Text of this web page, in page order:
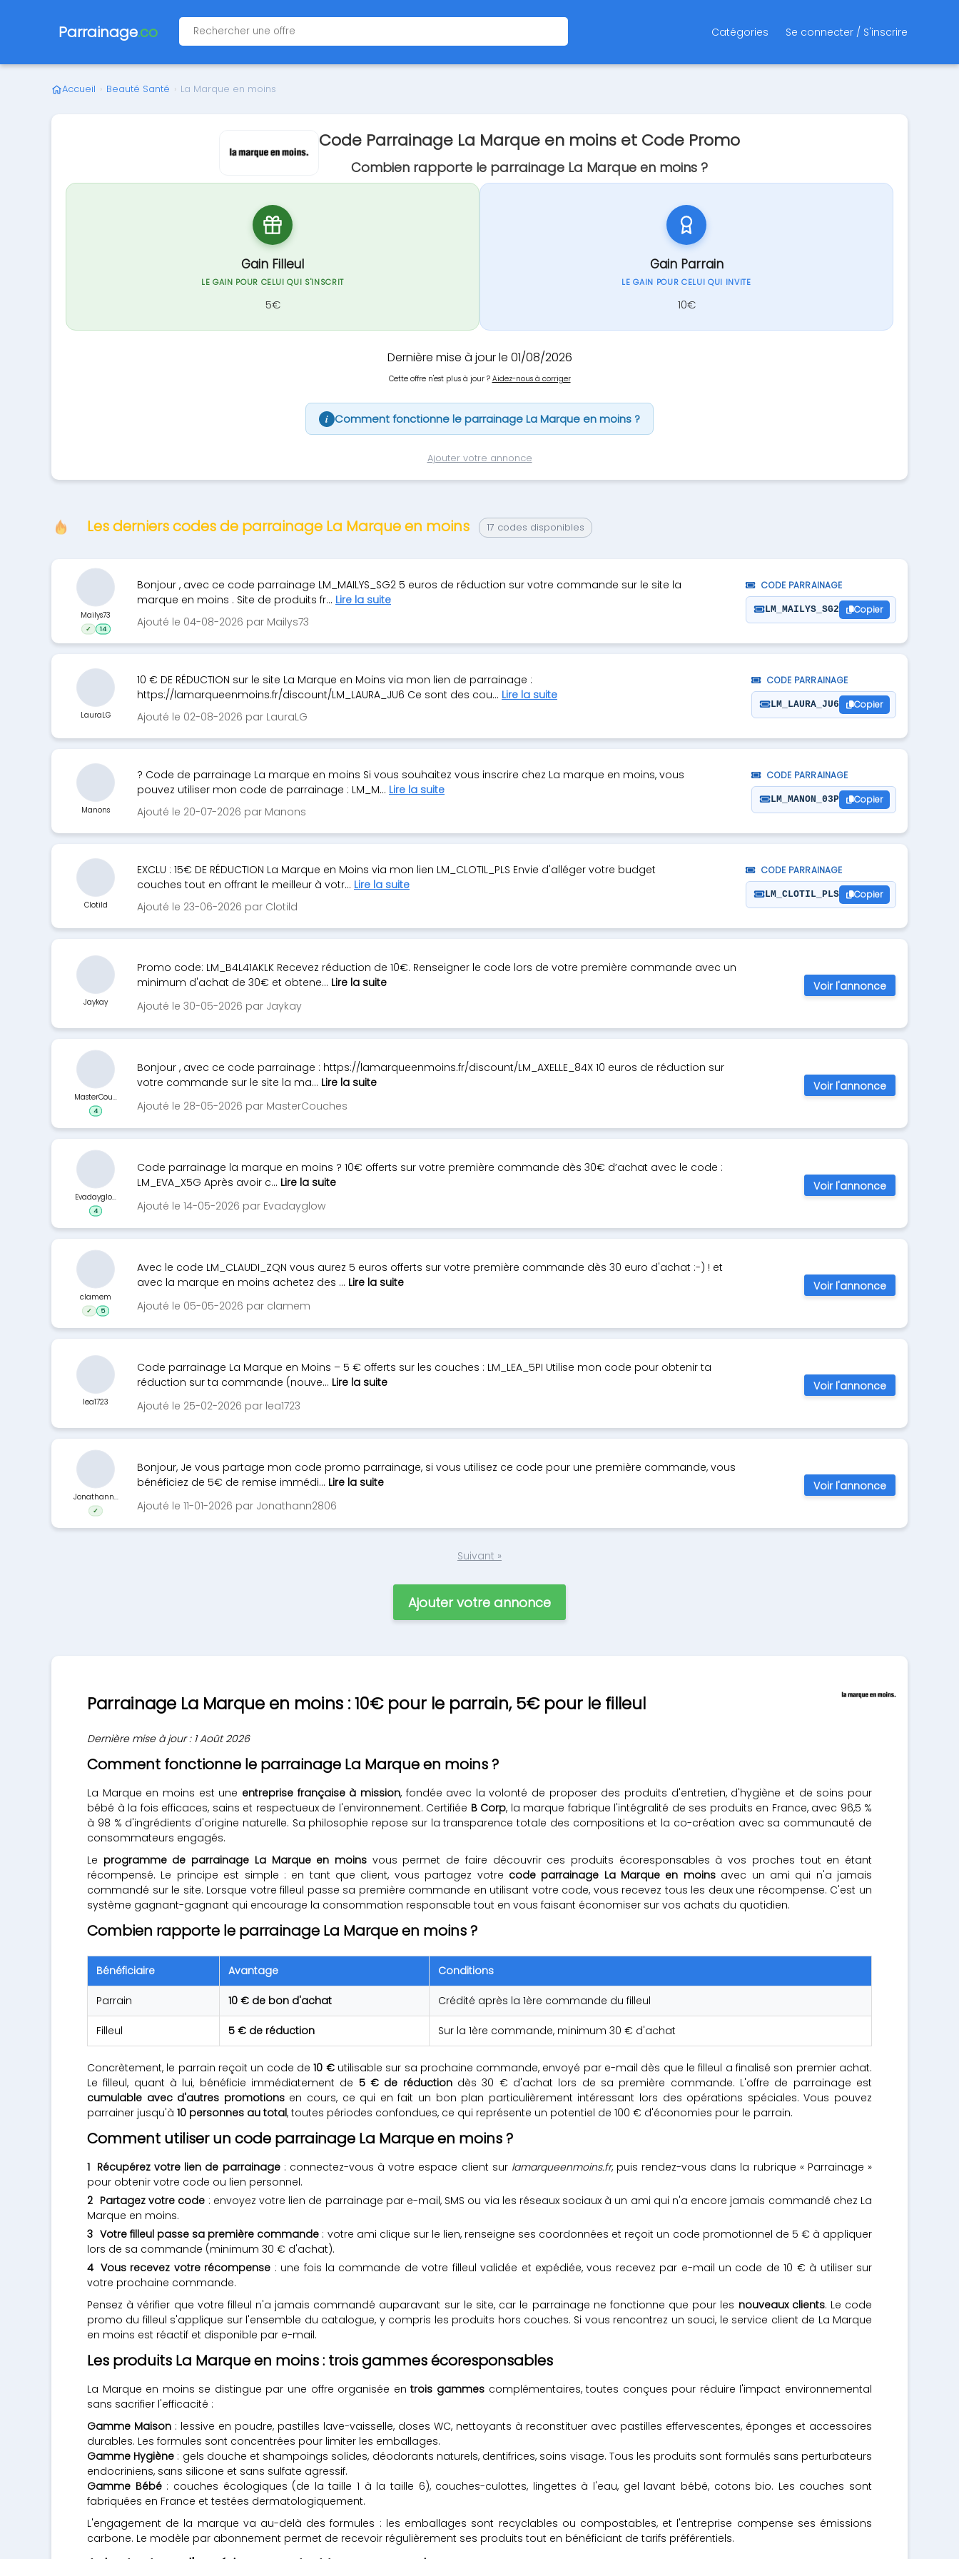
Parrainage.co Catégories Se connecter / S'inscrire
Accueil › Beauté Santé › La Marque en moins
Code Parrainage La Marque en moins et Code Promo
Combien rapporte le parrainage La Marque en moins ?
Gain Filleul
LE GAIN POUR CELUI QUI S'INSCRIT
5€
Gain Parrain
LE GAIN POUR CELUI QUI INVITE
10€
Dernière mise à jour le 01/08/2026
Cette offre n'est plus à jour ? Aidez-nous à corriger
i Comment fonctionne le parrainage La Marque en moins ?
Ajouter votre annonce
Les derniers codes de parrainage La Marque en moins 17 codes disponibles
Bonjour , avec ce code parrainage LM_MAILYS_SG2 5 euros de réduction sur votre commande sur le site la
marque en moins . Site de produits fr... Lire la suite
Ajouté le 04-08-2026 par Mailys73
CODE PARRAINAGE
LM_MAILYS_SG2 Copier
Mailys73
✓ 14
10 € DE RÉDUCTION sur le site La Marque en Moins via mon lien de parrainage :
https://lamarqueenmoins.fr/discount/LM_LAURA_JU6 Ce sont des cou... Lire la suite
Ajouté le 02-08-2026 par LauraLG
CODE PARRAINAGE
LM_LAURA_JU6 Copier
LauraLG
? Code de parrainage La marque en moins Si vous souhaitez vous inscrire chez La marque en moins, vous
pouvez utiliser mon code de parrainage : LM_M... Lire la suite
Ajouté le 20-07-2026 par Manons
CODE PARRAINAGE
LM_MANON_03P Copier
Manons
EXCLU : 15€ DE RÉDUCTION La Marque en Moins via mon lien LM_CLOTIL_PLS Envie d'alléger votre budget
couches tout en offrant le meilleur à votr... Lire la suite
Ajouté le 23-06-2026 par Clotild
CODE PARRAINAGE
LM_CLOTIL_PLS Copier
Clotild
Promo code: LM_B4L41AKLK Recevez réduction de 10€. Renseigner le code lors de votre première commande avec un
minimum d'achat de 30€ et obtene... Lire la suite
Ajouté le 30-05-2026 par Jaykay
Jaykay
Voir l'annonce
Bonjour , avec ce code parrainage : https://lamarqueenmoins.fr/discount/LM_AXELLE_84X 10 euros de réduction sur
votre commande sur le site la ma... Lire la suite
Ajouté le 28-05-2026 par MasterCouches
MasterCou...
4
Voir l'annonce
Code parrainage la marque en moins ? 10€ offerts sur votre première commande dès 30€ d’achat avec le code :
LM_EVA_X5G Après avoir c... Lire la suite
Ajouté le 14-05-2026 par Evadayglow
Evadayglo...
4
Voir l'annonce
Avec le code LM_CLAUDI_ZQN vous aurez 5 euros offerts sur votre première commande dès 30 euro d'achat :-) ! et
avec la marque en moins achetez des ... Lire la suite
Ajouté le 05-05-2026 par clamem
clamem
✓ 5
Voir l'annonce
Code parrainage La Marque en Moins – 5 € offerts sur les couches : LM_LEA_5PI Utilise mon code pour obtenir ta
réduction sur ta commande (nouve... Lire la suite
Ajouté le 25-02-2026 par lea1723
lea1723
Voir l'annonce
Bonjour, Je vous partage mon code promo parrainage, si vous utilisez ce code pour une première commande, vous
bénéficiez de 5€ de remise immédi... Lire la suite
Ajouté le 11-01-2026 par Jonathann2806
Jonathann...
✓
Voir l'annonce
Suivant »
Ajouter votre annonce
Parrainage La Marque en moins : 10€ pour le parrain, 5€ pour le filleul
Dernière mise à jour : 1 Août 2026
Comment fonctionne le parrainage La Marque en moins ?
La Marque en moins est une entreprise française à mission, fondée avec la volonté de proposer des produits d'entretien, d'hygiène et de soins pour
bébé à la fois efficaces, sains et respectueux de l'environnement. Certifiée B Corp, la marque fabrique l'intégralité de ses produits en France, avec 96,5 %
à 98 % d'ingrédients d'origine naturelle. Sa philosophie repose sur la transparence totale des compositions et la co-création avec sa communauté de
consommateurs engagés.
Le programme de parrainage La Marque en moins vous permet de faire découvrir ces produits écoresponsables à vos proches tout en étant
récompensé. Le principe est simple : en tant que client, vous partagez votre code parrainage La Marque en moinsavec un ami qui n'a jamais
commandé sur le site. Lorsque votre filleul passe sa première commande en utilisant votre code, vous recevez tous les deux une récompense. C'est un
système gagnant-gagnant qui encourage la consommation responsable tout en vous faisant économiser sur vos achats du quotidien.
Combien rapporte le parrainage La Marque en moins ?
Bénéficiaire Avantage Conditions
Parrain 10 € de bon d'achat Crédité après la 1ère commande du filleul
Filleul 5 € de réduction Sur la 1ère commande, minimum 30 € d'achat
Concrètement, le parrain reçoit un code de10 €utilisable sur sa prochaine commande, envoyé par e-mail dès que le filleul a finalisé son premier achat.
Le filleul, quant à lui, bénéficie immédiatement de 5 € de réductiondès 30 € d'achat lors de sa première commande. L'offre de parrainage est
cumulable avec d'autres promotionsen cours, ce qui en fait un bon plan particulièrement intéressant lors des opérations spéciales. Vous pouvez
parrainer jusqu'à 10 personnes au total, toutes périodes confondues, ce qui représente un potentiel de 100 € d'économies pour le parrain.
Comment utiliser un code parrainage La Marque en moins ?
Récupérez votre lien de parrainage: connectez-vous à votre espace client sur lamarqueenmoins.fr, puis rendez-vous dans la rubrique « Parrainage »
pour obtenir votre code ou lien personnel.
Partagez votre code : envoyez votre lien de parrainage par e-mail, SMS ou via les réseaux sociaux à un ami qui n'a encore jamais commandé chez La
Marque en moins.
Votre filleul passe sa première commande : votre ami clique sur le lien, renseigne ses coordonnées et reçoit un code promotionnel de 5 € à appliquer
lors de sa commande (minimum 30 € d'achat).
Vous recevez votre récompense : une fois la commande de votre filleul validée et expédiée, vous recevez par e-mail un code de 10 € à utiliser sur
votre prochaine commande.
Pensez à vérifier que votre filleul n'a jamais commandé auparavant sur le site, car le parrainage ne fonctionne que pour les nouveaux clients. Le code
promo du filleul s'applique sur l'ensemble du catalogue, y compris les produits hors couches. Si vous rencontrez un souci, le service client de La Marque
en moins est réactif et disponible par e-mail.
Les produits La Marque en moins : trois gammes écoresponsables
La Marque en moins se distingue par une offre organisée entrois gammescomplémentaires, toutes conçues pour réduire l'impact environnemental
sans sacrifier l'efficacité :
Gamme Maison : lessive en poudre, pastilles lave-vaisselle, doses WC, nettoyants à reconstituer avec pastilles effervescentes, éponges et accessoires
durables. Les formules sont concentrées pour limiter les emballages.
Gamme Hygiène : gels douche et shampoings solides, déodorants naturels, dentifrices, soins visage. Tous les produits sont formulés sans perturbateurs
endocriniens, sans silicone et sans sulfate agressif.
Gamme Bébé: couches écologiques (de la taille 1 à la taille 6), couches-culottes, lingettes à l'eau, gel lavant bébé, cotons bio. Les couches sont
fabriquées en France et testées dermatologiquement.
L'engagement de la marque va au-delà des formules : les emballages sont recyclables ou compostables, et l'entreprise compense ses émissions
carbone. Le modèle par abonnement permet de recevoir régulièrement ses produits tout en bénéficiant de tarifs préférentiels.